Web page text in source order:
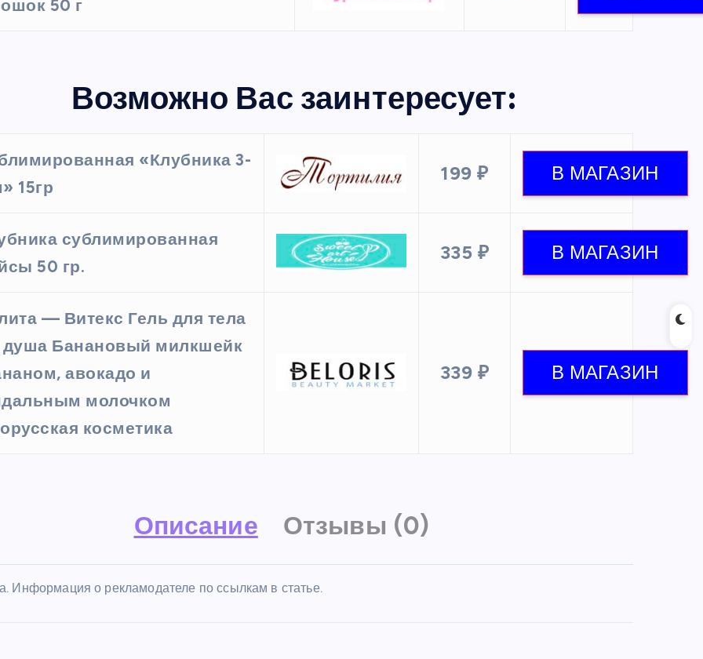
50 г
Возможно Вас заинтересует:
«Клубника 3-
15гр
199 ₽
сублимированная
50 гр.
335 ₽
— Витекс Гель для тела
душа Банановый милкшейк
авокадо и
молочком
косметика
339 ₽
Описание Отзывы (0)
Информация о рекламодателе по ссылкам в статье.